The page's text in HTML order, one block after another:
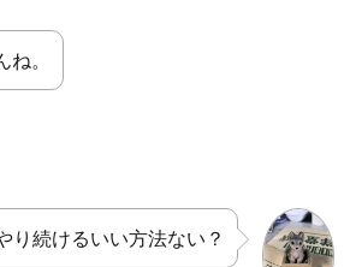
。
り続けるいい方法ない？